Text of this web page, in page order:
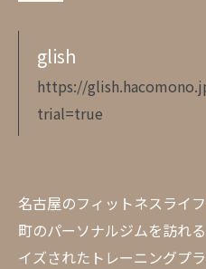
glish
https://
trial=true
名古屋のフィットネスライ
町のパーソナルジムを訪れ
イズされたトレーニングプ